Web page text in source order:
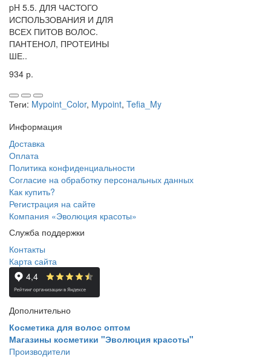
pH 5.5. ДЛЯ ЧАСТОГО
ИСПОЛЬЗОВАНИЯ И ДЛЯ
ВСЕХ ПИТОВ ВОЛОС.
ПАНТЕНОЛ, ПРОТЕИНЫ
ШЕ..
934 р.
Теги: Mypoint_Color, Mypoint, Tefia_My
Информация
Доставка
Оплата
Политика конфиденциальности
Согласие на обработку персональных данных
Как купить?
Регистрация на сайте
Компания «Эволюция красоты»
Служба поддержки
Контакты
Карта сайта
Дополнительно
Косметика для волос оптом
Магазины косметики "Эволюция красоты"
Производители